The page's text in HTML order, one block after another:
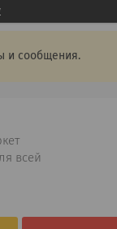
и сообщения.
всей